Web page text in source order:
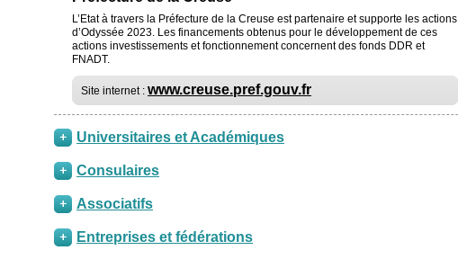
L’Etat à travers la Préfecture de la Creuse est partenaire et supporte les actions
d’Odyssée 2023. Les financements obtenus pour le développement de ces
actions investissements et fonctionnement concernent des fonds DDR et
FNADT.
Site internet : www.creuse.pref.gouv.fr
Universitaires et Académiques
Consulaires
Associatifs
Entreprises et fédérations